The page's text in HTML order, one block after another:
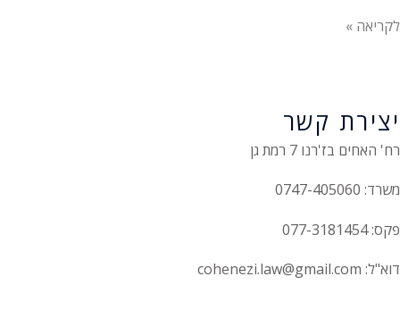
לקריאה »
יצירת קשר
רח' האחים בז'רנו 7 רמת גן
משרד: 0747-405060
פקס: 077-3181454
דוא"ל: cohenezi.law@gmail.com